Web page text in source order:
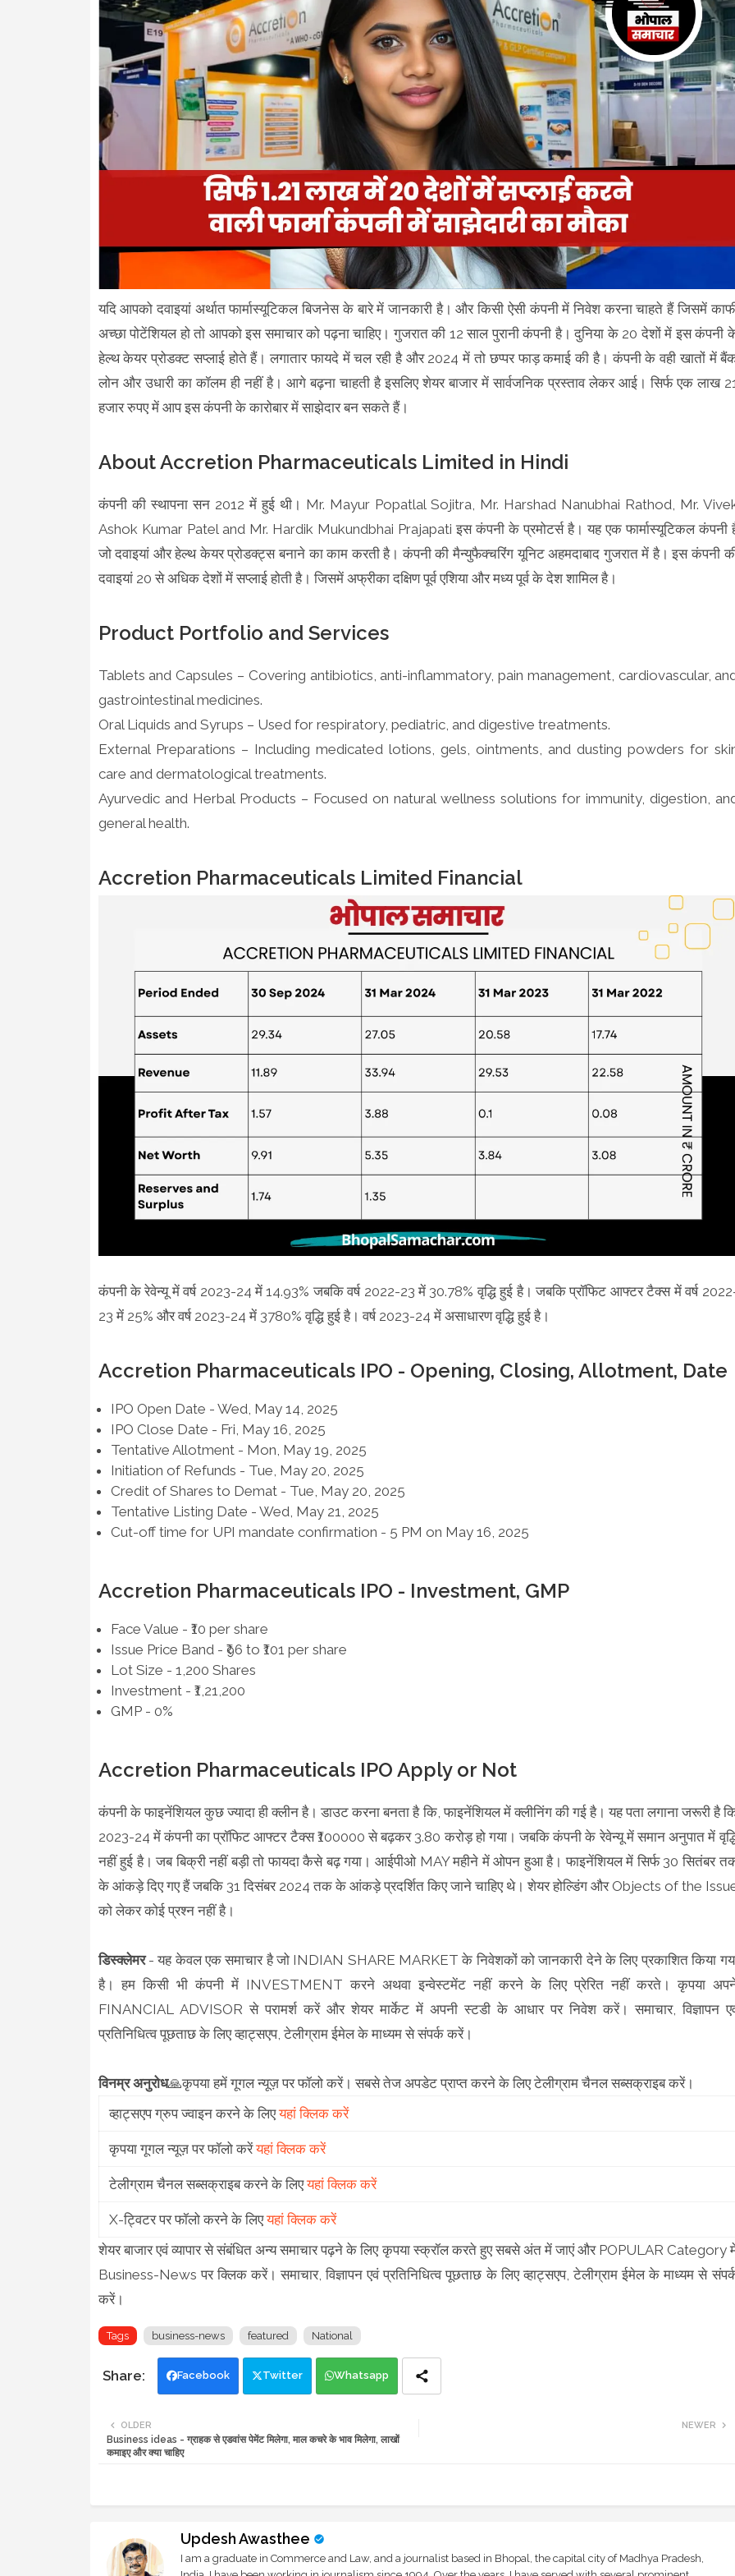
यदि आपको दवाइयां अर्थात फार्मास्यूटिकल बिजनेस के बारे में जानकारी है। और किसी ऐसी कंपनी में निवेश करना चाहते हैं जिसमें
अच्छा पोटेंशियल हो तो आपको इस समाचार को पढ़ना चाहिए। गुजरात की 12 साल पुरानी कंपनी है। दुनिया के 20 देशों में इस कंपनी
हेल्थ केयर प्रोडक्ट सप्लाई होते हैं। लगातार फायदे में चल रही है और 2024 में तो छप्पर फाड़ कमाई की है। कंपनी के वही खातों में
लोन और उधारी का कॉलम ही नहीं है। आगे बढ़ना चाहती है इसलिए शेयर बाजार में सार्वजनिक प्रस्ताव लेकर आई। सिर्फ एक लाख
हजार रुपए में आप इस कंपनी के कारोबार में साझेदार बन सकते हैं।
About Accretion Pharmaceuticals Limited in Hindi
कंपनी की स्थापना सन 2012 में हुई थी। Mr. Mayur Popatlal Sojitra, Mr. Harshad Nanubhai Rathod, Mr.
Ashok Kumar Patel and Mr. Hardik Mukundbhai Prajapati इस कंपनी के प्रमोटर्स है। यह एक फार्मास्यूटिकल कंपनी
जो दवाइयां और हेल्थ केयर प्रोडक्ट्स बनाने का काम करती है। कंपनी की मैन्युफैक्चरिंग यूनिट अहमदाबाद गुजरात में है। इस कंपनी
दवाइयां 20 से अधिक देशों में सप्लाई होती है। जिसमें अफ्रीका दक्षिण पूर्व एशिया और मध्य पूर्व के देश शामिल है।
Product Portfolio and Services
Tablets and Capsules – Covering antibiotics, anti-inflammatory, pain management, cardiovascular,
gastrointestinal medicines.
Oral Liquids and Syrups – Used for respiratory, pediatric, and digestive treatments.
External Preparations – Including medicated lotions, gels, ointments, and dusting powders for
care and dermatological treatments.
Ayurvedic and Herbal Products – Focused on natural wellness solutions for immunity, digestion,
general health.
Accretion Pharmaceuticals Limited Financial
कंपनी के रेवेन्यू में वर्ष 2023-24 में 14.93% जबकि वर्ष 2022-23 में 30.78% वृद्धि हुई है। जबकि प्रॉफिट आफ्टर टैक्स में वर्ष
23 में 25% और वर्ष 2023-24 में 3780% वृद्धि हुई है। वर्ष 2023-24 में असाधारण वृद्धि हुई है।
Accretion Pharmaceuticals IPO - Opening, Closing, Allotment, Date
IPO Open Date - Wed, May 14, 2025
IPO Close Date - Fri, May 16, 2025
Tentative Allotment - Mon, May 19, 2025
Initiation of Refunds - Tue, May 20, 2025
Credit of Shares to Demat - Tue, May 20, 2025
Tentative Listing Date - Wed, May 21, 2025
Cut-off time for UPI mandate confirmation - 5 PM on May 16, 2025
Accretion Pharmaceuticals IPO - Investment, GMP
Face Value - ₹10 per share
Issue Price Band - ₹96 to ₹101 per share
Lot Size - 1,200 Shares
Investment - ₹1,21,200
GMP - 0%
Accretion Pharmaceuticals IPO Apply or Not
कंपनी के फाइनेंशियल कुछ ज्यादा ही क्लीन है। डाउट करना बनता है कि, फाइनेंशियल में क्लीनिंग की गई है। यह पता लगाना जरूरी है
2023-24 में कंपनी का प्रॉफिट आफ्टर टैक्स ₹100000 से बढ़कर 3.80 करोड़ हो गया। जबकि कंपनी के रेवेन्यू में समान अनुपात में
नहीं हुई है। जब बिक्री नहीं बड़ी तो फायदा कैसे बढ़ गया। आईपीओ MAY महीने में ओपन हुआ है। फाइनेंशियल में सिर्फ 30 सितंबर
के आंकड़े दिए गए हैं जबकि 31 दिसंबर 2024 तक के आंकड़े प्रदर्शित किए जाने चाहिए थे। शेयर होल्डिंग और Objects of the
को लेकर कोई प्रश्न नहीं है।
डिस्क्लेमर- यह केवल एक समाचार है जो INDIAN SHARE MARKET के निवेशकों को जानकारी देने के लिए प्रकाशित किया
है। हम किसी भी कंपनी में INVESTMENT करने अथवा इन्वेस्टमेंट नहीं करने के लिए प्रेरित नहीं करते। कृपया
FINANCIAL ADVISOR से परामर्श करें और शेयर मार्केट में अपनी स्टडी के आधार पर निवेश करें। समाचार, विज्ञापन
प्रतिनिधित्व पूछताछ के लिए व्हाट्सएप, टेलीग्राम ईमेल के माध्यम से संपर्क करें।
विनम्र अनुरोध🙏कृपया हमें गूगल न्यूज़ पर फॉलो करें। सबसे तेज अपडेट प्राप्त करने के लिए टेलीग्राम चैनल सब्सक्राइब करें।
व्हाट्सएप ग्रुप ज्वाइन करने के लिएयहां क्लिक करें
कृपया गूगल न्यूज़ पर फॉलो करेंयहां क्लिक करें
टेलीग्राम चैनल सब्सक्राइब करने के लिएयहां क्लिक करें
X-ट्विटर पर फॉलो करने के लिएयहां क्लिक करें
शेयर बाजार एवं व्यापार से संबंधित अन्य समाचार पढ़ने के लिए कृपया स्क्रॉल करते हुए सबसे अंत में जाएं और POPULAR Category
Business-News पर क्लिक करें। समाचार, विज्ञापन एवं प्रतिनिधित्व पूछताछ के लिए व्हाट्सएप, टेलीग्राम ईमेल के माध्यम से
करें।
Tags business-news featured National
Facebook Twitter Whatsapp
NEWER
OLDER
Business ideas - ग्राहक से एडवांस पेमेंट मिलेगा, माल कचरे के भाव मिलेगा, लाखों
कमाइए और क्या चाहिए
Updesh Awasthee
I am a graduate in Commerce and Law, and a journalist based in Bhopal, the capital city of Madhya Pradesh,